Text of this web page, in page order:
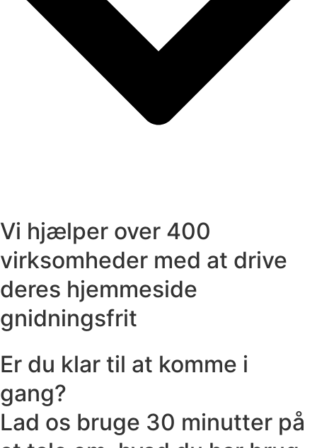
Vi hjælper over 400
virksomheder med at drive
deres hjemmeside
gnidningsfrit
Er du klar til at komme i
gang?
Lad os bruge 30 minutter på